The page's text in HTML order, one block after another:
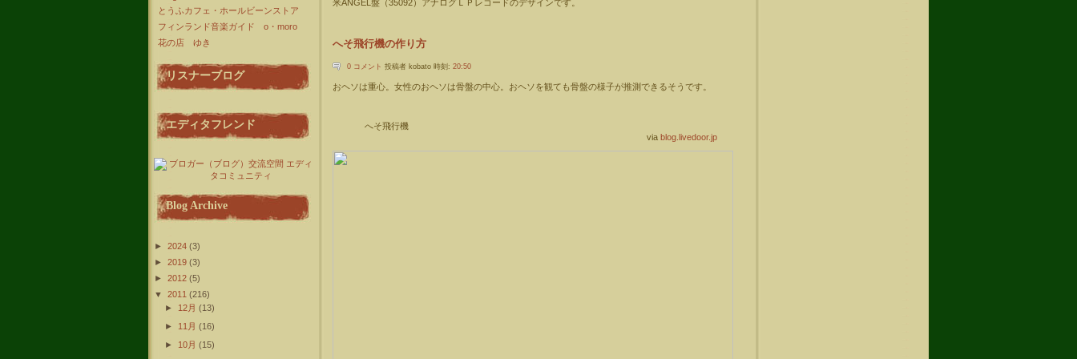
とうふカフェ・ホールビーンストア
フィンランド音楽ガイド o・moro
花の店 ゆき
リスナーブログ
エディタフレンド
Blog Archive
► 2024 (3)
► 2019 (3)
► 2012 (5)
▼
2011 (216)
► 12月(13)
► 11月(16)
► 10月(15)
米ANGEL盤（35092）アナログＬＰレコードのデザインです。
へそ飛行機の作り方
0 コメント 投稿者 kobato 時刻: 20:50
おヘソは重心。女性のおヘソは骨盤の中心。おヘソを観ても骨盤の様子が推測できるそうです。
へそ飛行機
via blog.livedoor.jp